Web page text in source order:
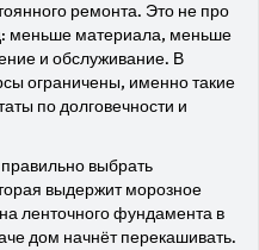
ремонта. Это не про
меньше материала, меньше
и обслуживание. В
ограничены, именно такие
по долговечности и
выбрать
выдержит морозное
ленточного фундамента в
дом начнёт перекашивать.